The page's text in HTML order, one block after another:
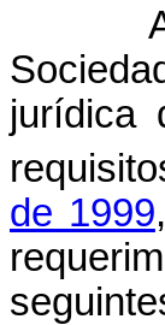
jurídica
de 1999